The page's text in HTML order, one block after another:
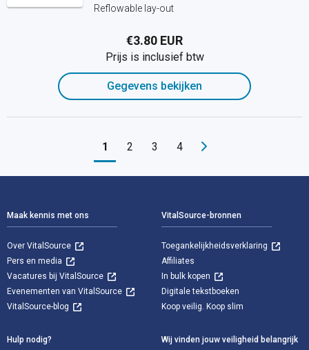
Reflowable lay-out
€3.80 EUR
Prijs is inclusief btw
Gegevens bekijken
1 2 3 4
Maak kennis met ons
Over VitalSource
Pers en media
Vacatures bij VitalSource
Evenementen van VitalSource
VitalSource-blog
VitalSource-bronnen
Toegankelijkheidsverklaring
Affiliates
In bulk kopen
Digitale tekstboeken
Koop veilig. Koop slim
Hulp nodig? Wij vinden jouw veiligheid belangrijk